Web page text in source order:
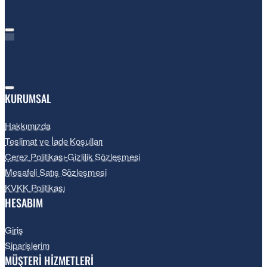
KURUMSAL
Hakkımızda
Teslimat ve İade Koşulları
Çerez Politikası-Gizlilik Sözleşmesi
Mesafeli Satış Sözleşmesi
KVKK Politikası
HESABIM
Giriş
Siparişlerim
MÜŞTERİ HİZMETLERİ